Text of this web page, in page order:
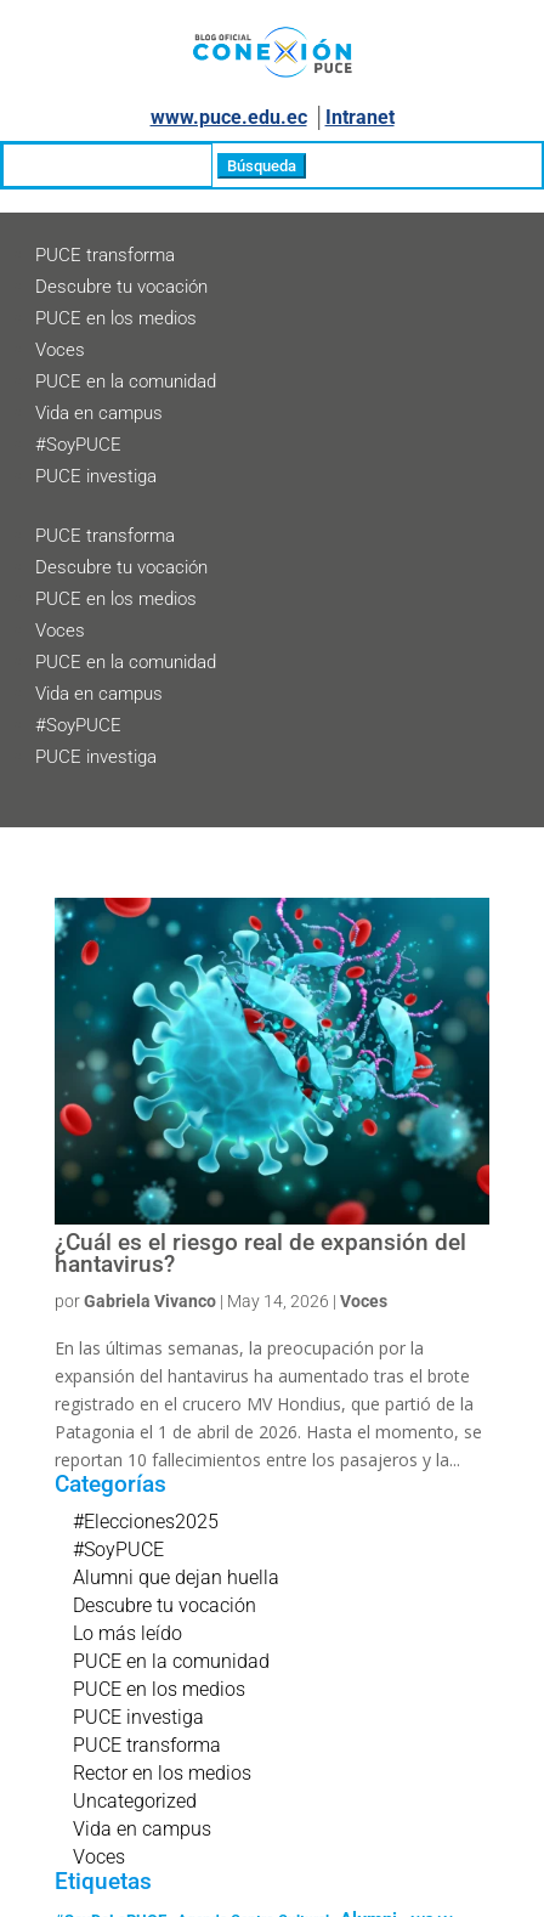
www.puce.edu.ec│ Intranet
PUCE transforma
Descubre tu vocación
PUCE en los medios
Voces
PUCE en la comunidad
Vida en campus
#SoyPUCE
PUCE investiga
PUCE transforma
Descubre tu vocación
PUCE en los medios
Voces
PUCE en la comunidad
Vida en campus
#SoyPUCE
PUCE investiga
¿Cuál es el riesgo real de expansión del
hantavirus?
porGabriela Vivanco| May 14, 2026 | Voces
En las últimas semanas, la preocupación por la
expansión del hantavirus ha aumentado tras el brote
registrado en el crucero MV Hondius, que partió de la
Patagonia el 1 de abril de 2026. Hasta el momento, se
reportan 10 fallecimientos entre los pasajeros y la...
Categorías
#Elecciones2025
#SoyPUCE
Alumni que dejan huella
Descubre tu vocación
Lo más leído
PUCE en la comunidad
PUCE en los medios
PUCE investiga
PUCE transforma
Rector en los medios
Uncategorized
Vida en campus
Voces
Etiquetas